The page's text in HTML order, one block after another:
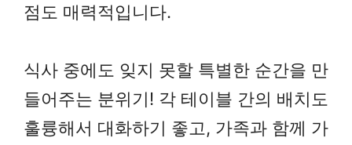
점도 매력적입니다.
식사 중에도 잊지 못할 특별한 순간을 만
들어주는 분위기! 각 테이블 간의 배치도
훌륭해서 대화하기 좋고, 가족과 함께 가